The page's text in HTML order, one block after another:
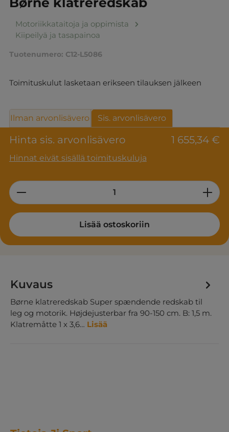
Motoriikkataitoja ja oppimista
Kiipeilyä ja tasapainoa
Tuotenumero: C12-L5086
Toimituskulut lasketaan erikseen tilauksen jälkeen
Hinta sis. arvonlisävero 1 655,34 €
Hinnat eivät sisällä toimituskuluja
Ilman arvonlisävero Sis. arvonlisävero
Product Quantity: Enter the desired
Lisää ostoskoriin
Kuvaus
Børne klatreredskab Super spændende redskab til
leg og motorik. Højdejusterbar fra 90-150 cm. B: 1,5 m.
Klatremåtte 1 x 3,6… Lisää